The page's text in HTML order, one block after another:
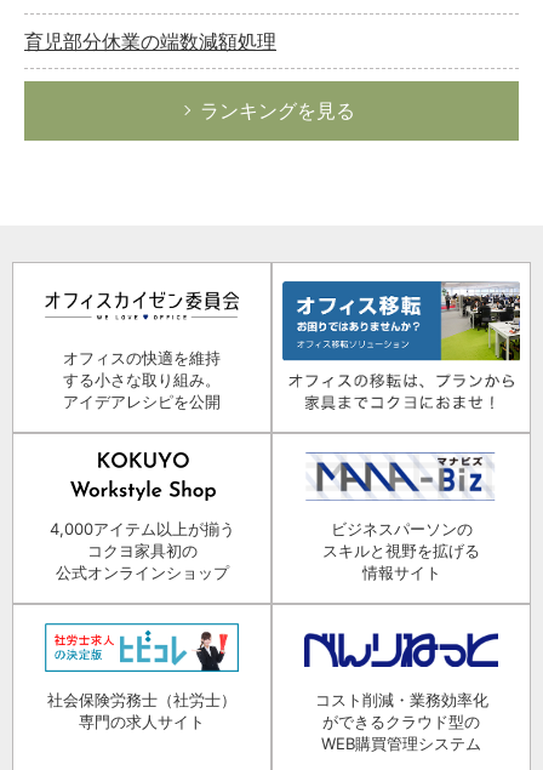
育児部分休業の端数減額処理
ランキングを見る
オフィスの快適を維持
する小さな取り組み。
アイデアレシピを公開
4,000アイテム以上が揃う
コクヨ家具初の
公式オンラインショップ
ビジネスパーソンの
スキルと視野を拡げる
情報サイト
社会保険労務士（社労士）
専門の求人サイト
コスト削減・業務効率化
ができるクラウド型の
WEB購買管理システム